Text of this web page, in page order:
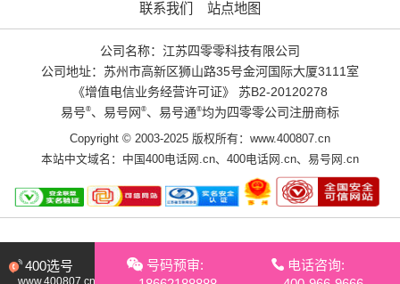
联系我们
站点地图
公司名称：江苏四零零科技有限公司
公司地址：苏州市高新区狮山路35号金河国际大厦3111室
《增值电信业务经营许可证》
苏B2-20120278
易号®、易号网 ®、易号通®均为四零零公司注册商标
Copyright © 2003-2025 版权所有：www.400807.cn
本站中文域名： 中国400电话网.cn、 400电话网.cn、 易号网.cn
400选号
www.400807.cn
号码预审:
电话咨询: